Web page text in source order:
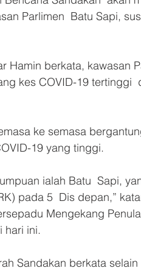
Parlimen  Batu Sapi,
Hamin berkata, kawasan
kes COVID-19 tertinggi
ke semasa
19 yang tinggi.
ialah Batu  Sapi,
pada 5  Dis depan,”
Mengekang
hari ini.
Sandakan berkata